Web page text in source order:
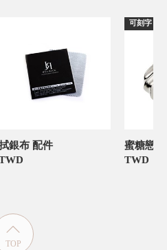
銀布 配件
可刻字
TWD
TOP